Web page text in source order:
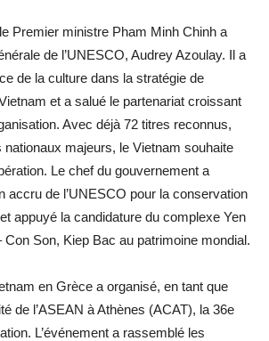
Premier ministre Pham Minh Chinh a
de l’UNESCO, Audrey Azoulay. Il a
de la culture dans la stratégie de
et a salué le partenariat croissant
Avec déjà 72 titres reconnus,
majeurs, le Vietnam souhaite
Le chef du gouvernement a
accru de l’UNESCO pour la conservation
appuyé la candidature du complexe Yen
Con Son, Kiep Bac au patrimoine mondial.
en Grèce a organisé, en tant que
de l’ASEAN à Athènes (ACAT), la 36e
L’événement a rassemblé les